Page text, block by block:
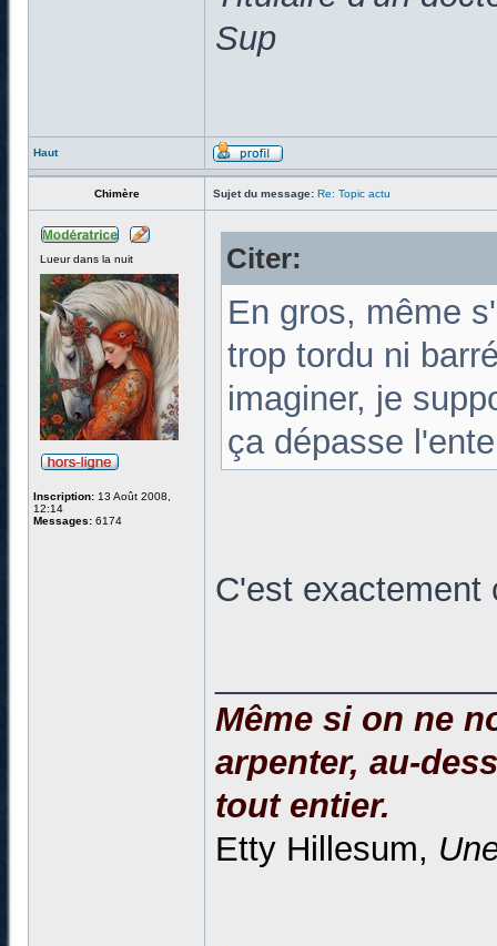
Sup
Haut
Chimère Sujet du message: Re: Topic actu
Lueur dans la nuit
Inscription: 13 Août 2008,
12:14
Messages: 6174
Citer:
En gros, même
trop tordu ni
imaginer, je
ça dépasse
C'est exactement
Même si on ne
arpenter, au-
tout entier.
Etty Hillesum,